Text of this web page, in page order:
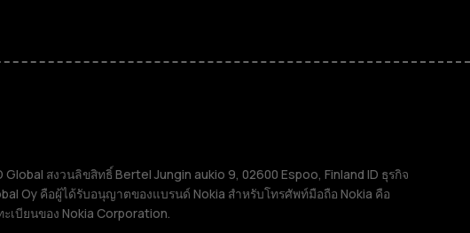
ม
สงวนลิขสิทธิ์ Bertel Jungin aukio 9, 02600 Espoo, Finland ID ธุรกิจ
Oy คือผู้ได้รับอนุญาตของแบรนด์ Nokia สำหรับโทรศัพท์มือถือ Nokia คือ
เบียนของ Nokia Corporation.